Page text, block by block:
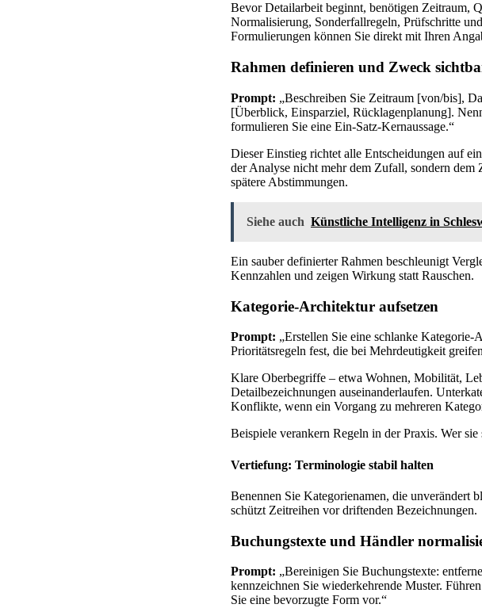
Bevor Detailarbeit beginnt, benötigen Zeitraum,
Normalisierung, Sonderfallregeln, Prüfschritte
Formulierungen können Sie direkt mit Ihren
Rahmen definieren und Zweck
Prompt: „Beschreiben Sie Zeitraum [von/bis],
[Überblick, Einsparziel, Rücklagenplanung].
formulieren Sie eine Ein-Satz-Kernaussage.“
Dieser Einstieg richtet alle Entscheidungen auf
der Analyse nicht mehr dem Zufall, sondern
spätere Abstimmungen.
Siehe auch Künstliche Intelligenz in
Ein sauber definierter Rahmen beschleunigt
Kennzahlen und zeigen Wirkung statt Rauschen.
Kategorie-Architektur aufsetzen
Prompt: „Erstellen Sie eine schlanke
Prioritätsregeln fest, die bei Mehrdeutigkeit
Klare Oberbegriffe – etwa Wohnen, Mobilität,
Detailbezeichnungen auseinanderlaufen.
Konflikte, wenn ein Vorgang zu mehreren
Beispiele verankern Regeln in der Praxis. Wer
Vertiefung: Terminologie stabil halten
Benennen Sie Kategorienamen, die unverändert
schützt Zeitreihen vor driftenden Bezeichnungen.
Buchungstexte und Händler
Prompt: „Bereinigen Sie Buchungstexte:
kennzeichnen Sie wiederkehrende Muster.
Sie eine bevorzugte Form vor.“